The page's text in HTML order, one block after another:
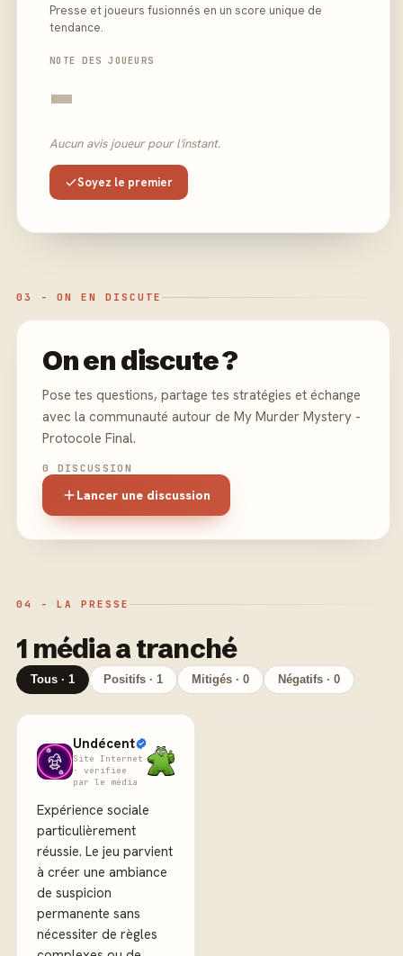
Presse et joueurs fusionnés en un score unique de
tendance.
NOTE DES JOUEURS
-
Aucun avis joueur pour l'instant.
Soyez le premier
03 - ON EN DISCUTE
On en discute ?
Pose tes questions, partage tes stratégies et échange
avec la communauté autour de My Murder Mystery -
Protocole Final.
0 DISCUSSION
Lancer une discussion
04 - LA PRESSE
1 média a tranché
Tous · 1 Positifs · 1 Mitigés · 0 Négatifs · 0
Undécent
Site Internet
· vérifiée
par le média
Expérience sociale
particulièrement
réussie. Le jeu parvient
à créer une ambiance
de suspicion
permanente sans
nécessiter de règles